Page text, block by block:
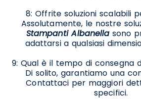
8: Offrite soluzioni scalabili
Assolutamente, le nostre
Stampanti Albanella sono
adattarsi a qualsiasi
9: Qual è il tempo di consegna
Di solito, garantiamo una
Contattaci per maggiori
specifici.